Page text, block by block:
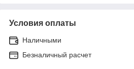
Условия оплаты
Наличными
Безналичный расчет